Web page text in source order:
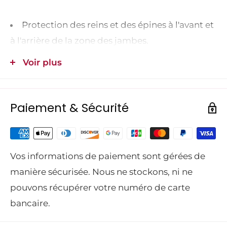
Protection des reins et des épines à l'avant et
à l'arrière de la zone des jambes.
Confort optimal grâce à la matière
NOMBRE DE COUCHES DE RENFORTS ANTI-
COUPURES :
1,2 KG
ROBUSTESSE MATIÈRE EXTÉRIEURE :
Voir plus
Paiement & Sécurité
Vos informations de paiement sont gérées de
manière sécurisée. Nous ne stockons, ni ne
pouvons récupérer votre numéro de carte
bancaire.